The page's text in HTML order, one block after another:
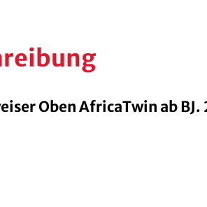
Oben AfricaTwin ab BJ.